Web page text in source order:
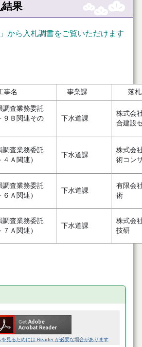
果
から入札調書をご覧いただけます
名 事業課 落札
調査業務委託
９Ｂ関連その
下水道課
株式会
合建設
調査業務委託
４Ａ関連）
下水道課
株式会
術コン
調査業務委託
６Ａ関連）
下水道課
有限会
術
調査業務委託
７Ａ関連）
下水道課
株式会
技研
を見るためには Reader が必要な場合があります